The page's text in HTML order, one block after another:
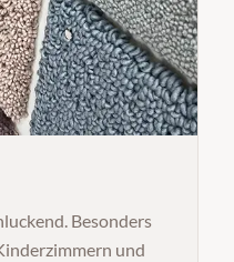
Besonders
und